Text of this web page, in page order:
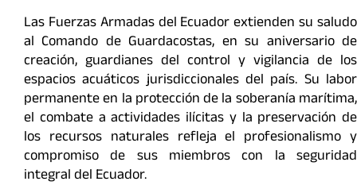
Las Fuerzas Armadas del Ecuador extienden su saludo
al Comando de Guardacostas, en su aniversario de
creación, guardianes del control y vigilancia de los
espacios acuáticos jurisdiccionales del país. Su labor
permanente en la protección de la soberanía marítima,
el combate a actividades ilícitas y la preservación de
los recursos naturales refleja el profesionalismo y
compromiso de sus miembros con la seguridad
integral del Ecuador.